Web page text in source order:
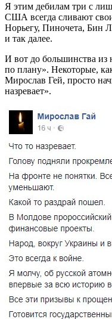
Я этим дебилам три с
США всегда сливают
Норьегу, Пиночета, Бин
и так далее.
И вот до большинства из
по плану». Некоторые,
Мирослав Гей, просто
назревает».